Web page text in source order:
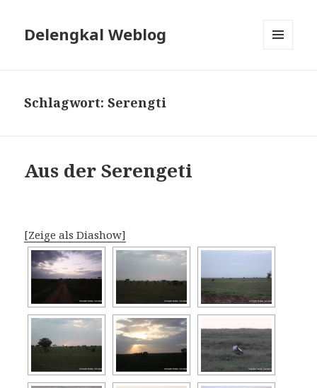
Delengkal Weblog
Schlagwort:Serengti
Aus der Serengeti
[Zeige als Diashow]